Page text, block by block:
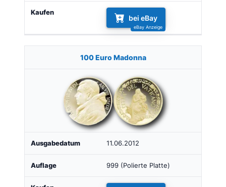
bei eBay
100 Euro Madonna
11.06.2012
999 (Polierte Platte)